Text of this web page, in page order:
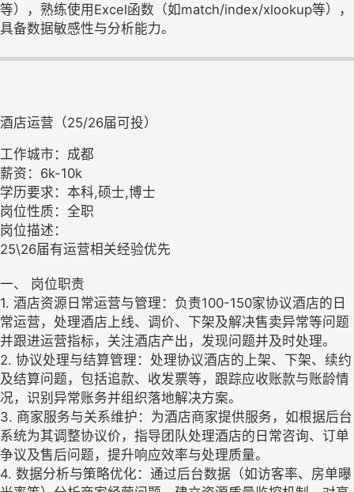
等），熟练使用Excel函数（如match/index/xlookup等），
具备数据敏感性与分析能力。
酒店运营（25/26届可投）
工作城市：成都
薪资：6k-10k
学历要求：本科,硕士,博士
岗位性质：全职
岗位描述：
25\26届有运营相关经验优先
一、 岗位职责
1. 酒店资源日常运营与管理：负责100-150家协议酒店的日
常运营，处理酒店上线、调价、下架及解决售卖异常等问题
并跟进运营指标，关注酒店产出，发现问题并及时处理。
2. 协议处理与结算管理：处理协议酒店的上架、下架、续约
及结算问题，包括追款、收发票等，跟踪应收账款与账龄情
况，识别异常账务并组织落地解决方案。
3. 商家服务与关系维护：为酒店商家提供服务，如根据后台
系统为其调整协议价，指导团队处理酒店的日常咨询、订单
争议及售后问题，提升响应效率与处理质量。
4. 数据分析与策略优化：通过后台数据（如访客率、房单曝